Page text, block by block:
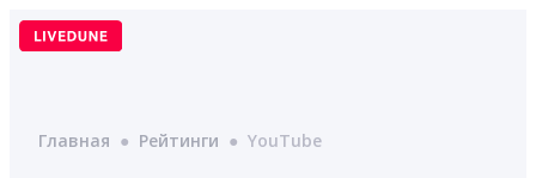
Перейти
Главная ● Рейтинги ● YouTube